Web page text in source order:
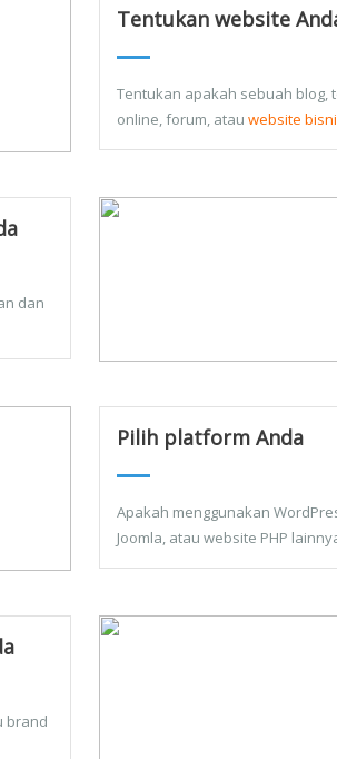
Tentukan website
Tentukan apakah sebuah blog,
online, forum, atau website
dan
Pilih platform Anda
Apakah menggunakan
Joomla, atau website PHP
brand